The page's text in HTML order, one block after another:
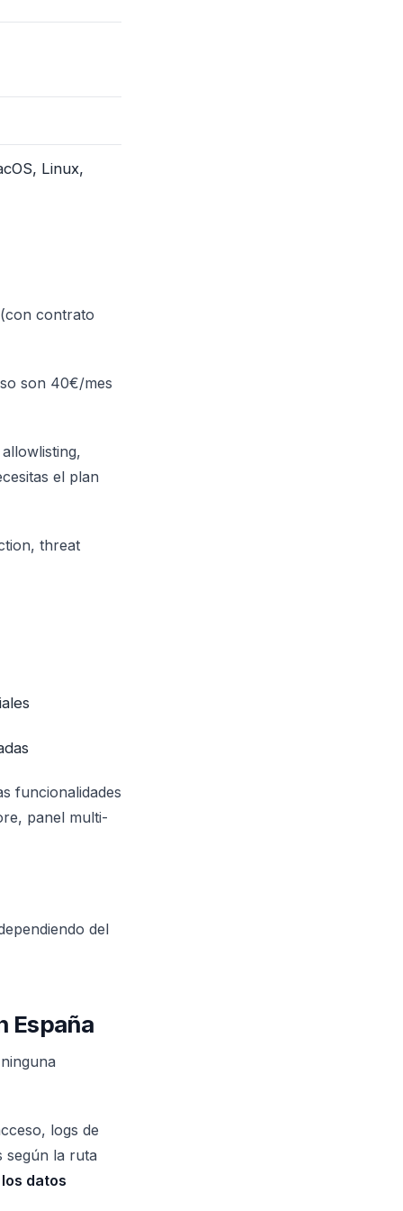
Linux,
(con contrato
son 40€/mes
el plan
threat
funcionalidades
panel multi-
del
España
logs de
según la ruta
datos